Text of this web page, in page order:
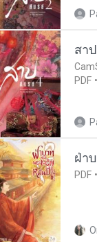
สา
PDF
ฝ่า
PDF